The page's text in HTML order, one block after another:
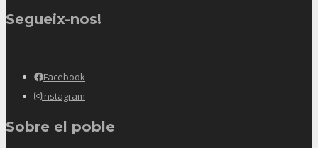
Segueix-nos!
Facebook
Instagram
Sobre el poble